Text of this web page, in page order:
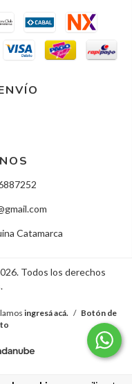
Catamarca
Todos los derechos
ingresá acá. / Botón de